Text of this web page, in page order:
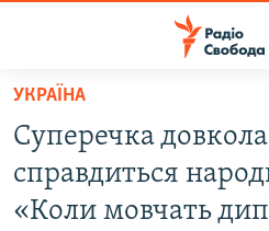
Перейти
основного
матеріалу
Перейти
до
ВСЕ ЗА ДОБУ
СТАТТІ
УКРАЇНА
Суперечка
справдиться
«Коли мовчать